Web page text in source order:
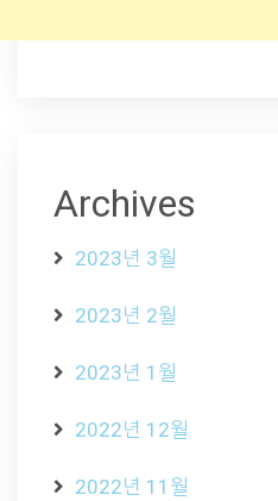
Archives
2023년 3월
2023년 2월
2023년 1월
2022년 12월
2022년 11월